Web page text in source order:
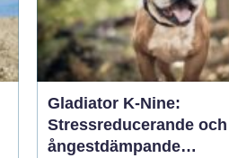
Gladiator K-Nine:
Stressreducerande och
ångestdämpande